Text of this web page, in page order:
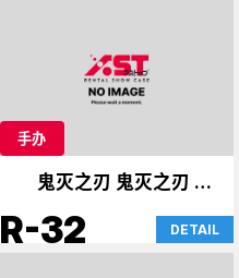
手办
鬼灭之刃 鬼灭之刃 手
办
R-32 DETAIL